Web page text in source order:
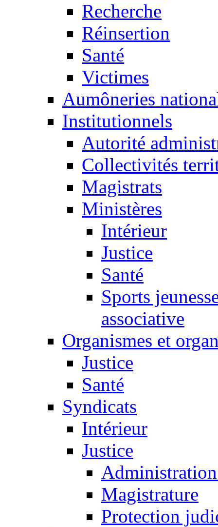
Recherche
Réinsertion
Santé
Victimes
Aumôneries
Institutionnels
Autorité
Collectivités
Magistrats
Ministères
Intérieur
Justice
Santé
Sports
associative
Organismes et
Justice
Santé
Syndicats
Intérieur
Justice
Magistrature
Protection